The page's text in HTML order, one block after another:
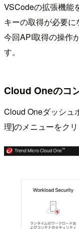
VSCodeの拡張機能
キーの取得が必要に
今回API取得の操作
す。
Cloud Oneのコ
Cloud Oneダッシュ
理]のメニューをクリ